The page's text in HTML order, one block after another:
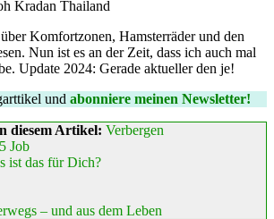
Komfortzonen, Hamsterräder und den
Nun ist es an der Zeit, dass ich auch mal
Update 2024: Gerade aktueller den je!
und abonniere meinen Newsletter!
diesem Artikel: Verbergen
Job
ist das für Dich?
– und aus dem Leben